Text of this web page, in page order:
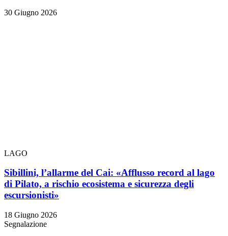
30 Giugno 2026
LAGO
Sibillini, l’allarme del Cai: «Afflusso record al lago
di Pilato, a rischio ecosistema e sicurezza degli
escursionisti»
18 Giugno 2026
Segnalazione